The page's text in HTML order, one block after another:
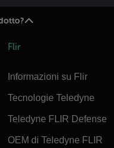
Flir
Informazioni su Flir
Tecnologie Teledyne
Teledyne FLIR Defense
OEM di Teledyne FLIR